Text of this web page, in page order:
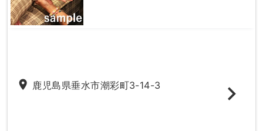
place 鹿児島県垂水市潮彩町3-14-3